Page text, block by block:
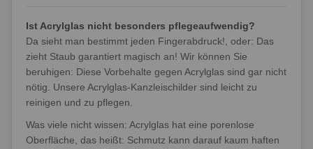
Ist Acrylglas nicht besonders pflegeaufwendig?
Da sieht man bestimmt jeden Fingerabdruck!, oder: Das
zieht Staub garantiert magisch an! Wir können Sie
beruhigen: Diese Vorbehalte gegen Acrylglas sind gar nicht
nötig. Unsere Acrylglas-Kanzleischilder sind leicht zu
reinigen und zu pflegen.
Was viele nicht wissen: Acrylglas hat eine porenlose
Oberfläche, das heißt: Schmutz kann darauf kaum haften